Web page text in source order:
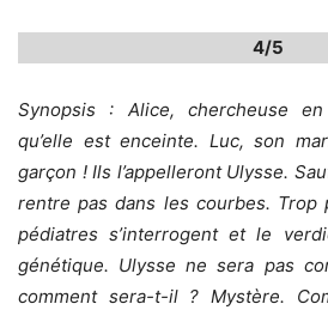
4/5
Synopsis : Alice, chercheuse
qu’elle est enceinte. Luc, son
garçon ! Ils l’appelleront Ulysse.
rentre pas dans les courbes. Trop
pédiatres s’interrogent et le
génétique. Ulysse ne sera pas
comment sera-t-il ? Mystère.